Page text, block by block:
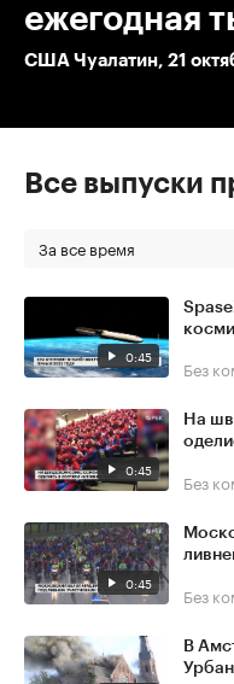
ежегодная
США Чуалатин, 21
Все выпуски
За все время
0:45 Без
0:45
На
Без
0:45 Без
В